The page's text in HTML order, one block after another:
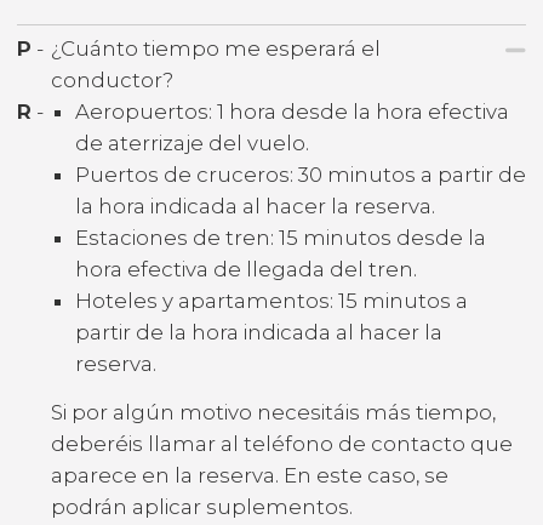
P - ¿Cuánto tiempo me esperará el
conductor?
R -
Aeropuertos: 1 hora desde la hora efectiva
de aterrizaje del vuelo.
Puertos de cruceros: 30 minutos a partir de
la hora indicada al hacer la reserva.
Estaciones de tren: 15 minutos desde la
hora efectiva de llegada del tren.
Hoteles y apartamentos: 15 minutos a
partir de la hora indicada al hacer la
reserva.
Si por algún motivo necesitáis más tiempo,
deberéis llamar al teléfono de contacto que
aparece en la reserva. En este caso, se
podrán aplicar suplementos.